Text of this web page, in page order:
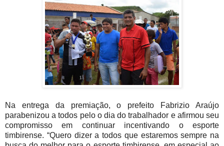
Na entrega da premiação, o prefeito Fabrizio Araújo
parabenizou a todos pelo o dia do trabalhador e afirmou seu
compromisso em continuar incentivando o esporte
timbirense. “Quero dizer a todos que estaremos sempre na